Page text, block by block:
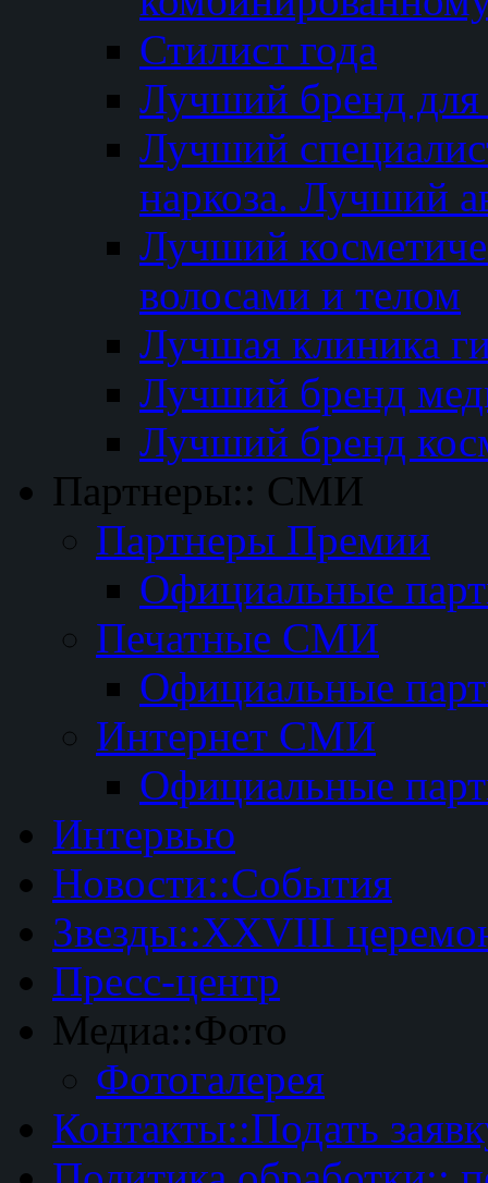
Стилист года
Лучший бренд
Лучший
наркоза. Лучший
Лучший
волосами и телом
Лучшая клиника
Лучший бренд
Лучший бренд
Партнеры:: СМИ
Партнеры Премии
Официальные
Печатные СМИ
Официальные
Интернет СМИ
Официальные
Интервью
Новости::События
Звезды::XXVIII
Пресс-центр
Медиа::Фото
Фотогалерея
Контакты::Подать